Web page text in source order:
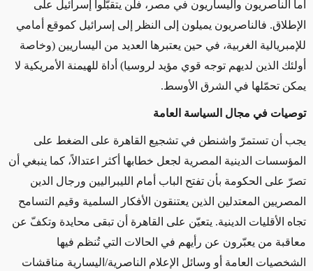
أما الناصريون واليساريون في مصر، فلن يتقبّلوا إسرائيل على
الإطلاق. فالناصريون يميلون إلى النظر إلى إسرائيل كموقع أمامي
للإمبريالية الغربية، في حين يعتبرها العديد من اليساريين (وخاصة
أولئك الذين لديهم توجه قوي مؤيد لروسيا) أداة للهيمنة الأمريكية لا
يمكن تحمّلها في الشرق الأوسط.
توصيات في مجال السياسة العامة
يجب أن تستمرّ واشنطن في تشجيع القاهرة على الضغط على
المؤسسات الدينية المصرية لجعل خطابها أكثر اعتدالاً، كما ينبغي أن
تصرّ على الحكومة بأن تفتح الباب أمام الليبراليين ورجال الدين
المصريين المعتدلين الذين يعتنقون الأفكار السلمية وقيم التسامح
تجاه الأقليات الدينية. يتعيّن على القاهرة أن تبقى محايدة وتكفّ عن
معاقبة من يعبّرون عن رأيهم في الحالات التي تُنظم فيها
الشخصيات العامة أو وسائل الإعلام الناصرية/اليسارية مناقشات